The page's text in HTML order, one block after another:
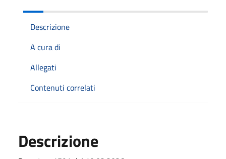
Descrizione
A cura di
Allegati
Contenuti correlati
Descrizione